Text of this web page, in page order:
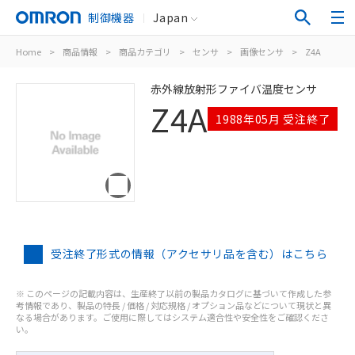
制御機器 Japan
Home > 商品情報 > 商品カテゴリ > センサ > 画像センサ > Z4A
赤外線放射形ファイバ温度センサ
Z4A 1988年05月 受注終了
受注終了形式の情報（アクセサリ品を含む）はこちら
※ このページの記載内容は、生産終了以前の製品カタログに基づいて作成した参
考情報であり、製品の特長 / 価格 / 対応規格 / オプション品などについて現状と異
なる場合があります。ご使用に際してはシステム適合性や安全性をご確認くださ
い。